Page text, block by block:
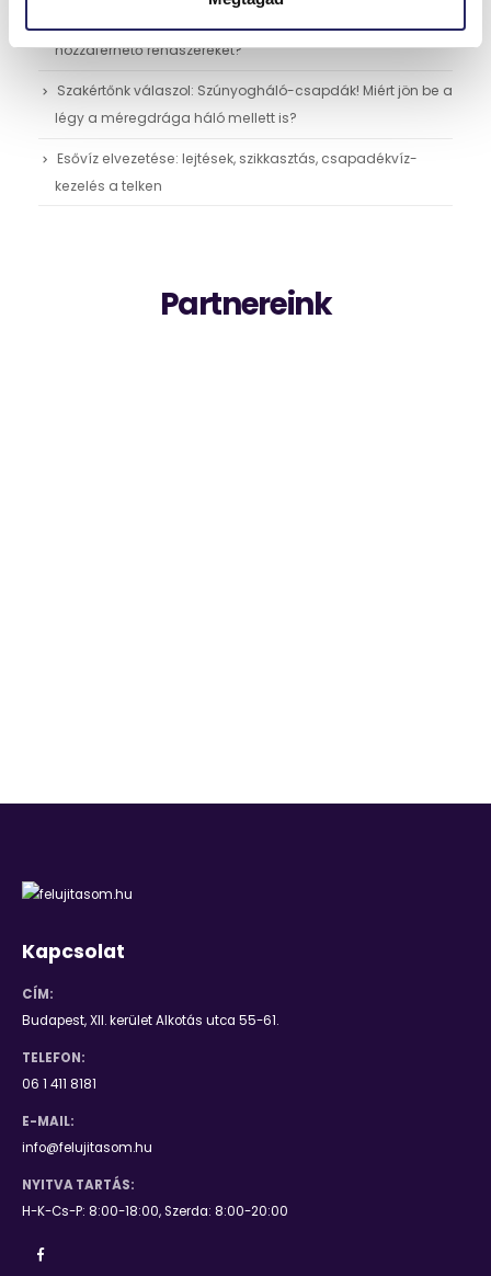
hozzáférhető rendszereket?
Szakértőnk válaszol: Szúnyogháló-csapdák! Miért jön be a
légy a méregdrága háló mellett is?
Esővíz elvezetése: lejtések, szikkasztás, csapadékvíz-
kezelés a telken
Partnereink
Kapcsolat
CÍM:
Budapest, XII. kerület Alkotás utca 55-61.
TELEFON:
06 1 411 8181
E-MAIL:
info@felujitasom.hu
NYITVA TARTÁS:
H-K-Cs-P: 8:00-18:00, Szerda: 8:00-20:00